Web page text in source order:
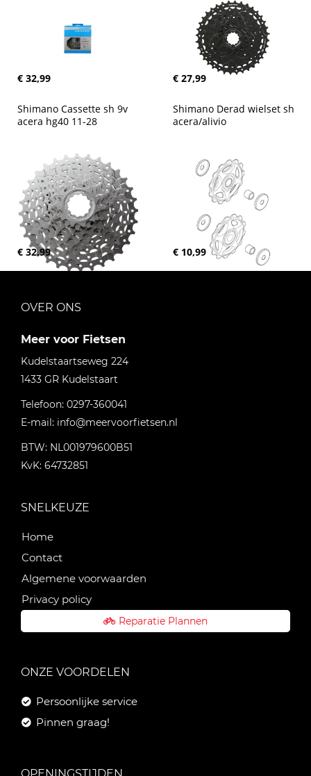
€ 32,99 € 27,99
Shimano Cassette sh 9v
acera hg40 11-28
€ 32,99
Shimano Derad wielset sh
acera/alivio
€ 10,99
OVER ONS
Meer voor Fietsen
Kudelstaartseweg 224
1433 GR Kudelstaart
Telefoon: 0297-360041
E-mail: info@meervoorfietsen.nl
BTW: NL001979600B51
KvK: 64732851
SNELKEUZE
Home
Contact
Algemene voorwaarden
Privacy policy
Reparatie Plannen
ONZE VOORDELEN
Persoonlijke service
Pinnen graag!